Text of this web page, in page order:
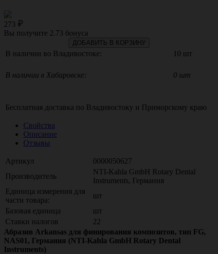
273
Вы получите 2.73 бонуса
ДОБАВИТЬ В КОРЗИНУ
В наличии во Владивостоке: 10 шт
В наличии в Хабаровске: 0 шт
Бесплатная доставка по Владивостоку и Приморскому краю
Свойства
Описание
Отзывы
Артикул
0000050627
Производитель
NTI-Kahla GmbH Rotary Dental
Instruments, Германия
Единица измерения для
части товара:
шт
Базовая единица
шт
Ставки налогов
22
Абразив Arkansas для финирования композитов, тип FG,
NAS01, Германия (NTI-Kahla GmbH Rotary Dental
Instruments)